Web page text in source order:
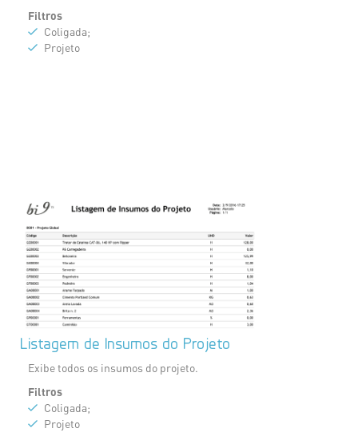
Filtros
Coligada;
Projeto
Listagem de Insumos do Projeto
Exibe todos os insumos do projeto.
Filtros
Coligada;
Projeto